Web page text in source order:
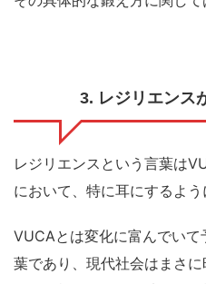
3. レジリエンス
レジリエンスという言葉は
において、特に耳にするよう
VUCAとは変化に富んでい
葉であり、現代社会はまさ